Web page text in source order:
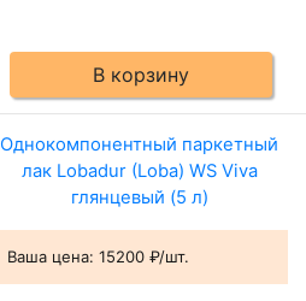
В корзину
Однокомпонентный паркетный
лак Lobadur (Loba) WS Viva
глянцевый (5 л)
Ваша цена: 15200 ₽/шт.